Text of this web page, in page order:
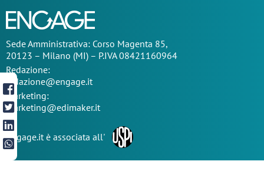
SedeAmministrativa: Corso Magenta 85,
20123 – Milano (MI) – P.IVA 08421160964
Redazione:
redazione@engage.it
Marketing:
marketing@edimaker.it
Engage.it è associata all'